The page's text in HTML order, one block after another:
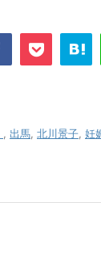
出馬 北川景子 妊